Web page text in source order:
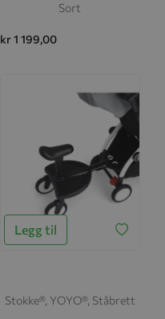
Sort
kr 1 199,00
Legg til
Stokke®, YOYO®, Ståbrett